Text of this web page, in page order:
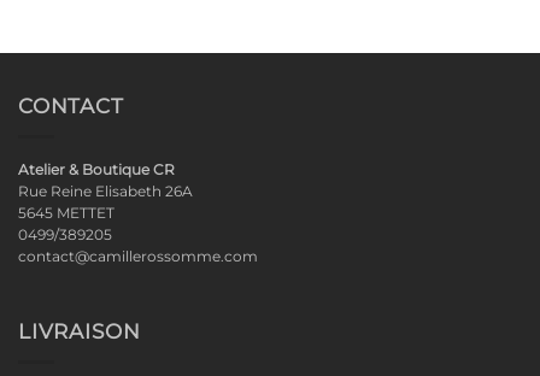
CONTACT
Atelier & Boutique CR
Rue Reine Elisabeth 26A
5645 METTET
0499/389205
contact@camillerossomme.com
LIVRAISON